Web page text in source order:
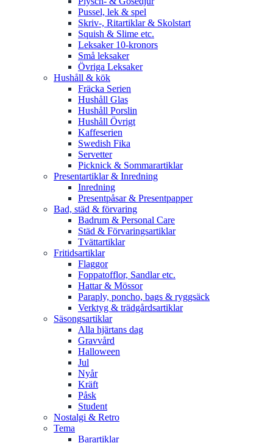
Pussel, lek & spel
Skriv-, Ritartiklar & Skolstart
Squish & Slime etc.
Leksaker 10-kronors
Små leksaker
Övriga Leksaker
Hushåll & kök
Fräcka Serien
Hushåll Glas
Hushåll Porslin
Hushåll Övrigt
Kaffeserien
Swedish Fika
Servetter
Picknick & Sommarartiklar
Presentartiklar & Inredning
Inredning
Presentpåsar & Presentpapper
Bad, städ & förvaring
Badrum & Personal Care
Städ & Förvaringsartiklar
Tvättartiklar
Fritidsartiklar
Flaggor
Foppatofflor, Sandlar etc.
Hattar & Mössor
Paraply, poncho, bags & ryggsäck
Verktyg & trädgårdsartiklar
Säsongsartiklar
Alla hjärtans dag
Gravvård
Halloween
Jul
Nyår
Kräft
Påsk
Student
Nostalgi & Retro
Tema
Barartiklar